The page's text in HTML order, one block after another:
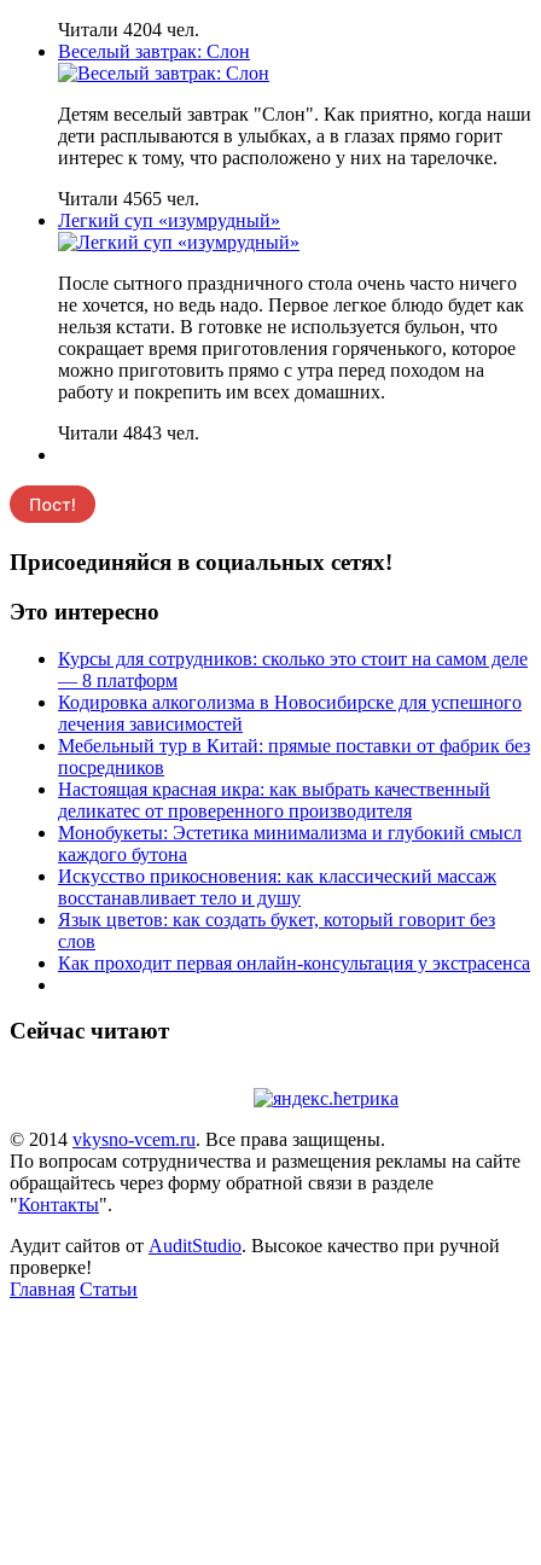
Читали 4204 чел.
Веселый завтрак: Слон
Детям веселый завтрак "Слон". Как приятно, когда наши
дети расплываются в улыбках, а в глазах прямо горит
интерес к тому, что расположено у них на тарелочке.
Читали 4565 чел.
Легкий суп «изумрудный»
После сытного праздничного стола очень часто ничего
не хочется, но ведь надо. Первое легкое блюдо будет как
нельзя кстати. В готовке не используется бульон, что
сокращает время приготовления горяченького, которое
можно приготовить прямо с утра перед походом на
работу и покрепить им всех домашних.
Читали 4843 чел.
Присоединяйся в социальных сетях!
Это интересно
Курсы для сотрудников: сколько это стоит на самом деле
— 8 платформ
Кодировка алкоголизма в Новосибирске для успешного
лечения зависимостей
Мебельный тур в Китай: прямые поставки от фабрик без
посредников
Настоящая красная икра: как выбрать качественный
деликатес от проверенного производителя
Монобукеты: Эстетика минимализма и глубокий смысл
каждого бутона
Искусство прикосновения: как классический массаж
восстанавливает тело и душу
Язык цветов: как создать букет, который говорит без
слов
Как проходит первая онлайн-консультация у экстрасенса
Сейчас читают
© 2014 vkysno-vcem.ru. Все права защищены.
По вопросам сотрудничества и размещения рекламы на сайте
обращайтесь через форму обратной связи в разделе
"Контакты".
Аудит сайтов от AuditStudio. Высокое качество при ручной
проверке!
Главная Статьи